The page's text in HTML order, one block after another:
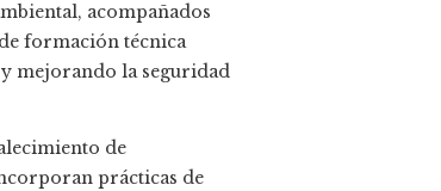
acompañados
formación técnica
mejorando la seguridad
de
prácticas de